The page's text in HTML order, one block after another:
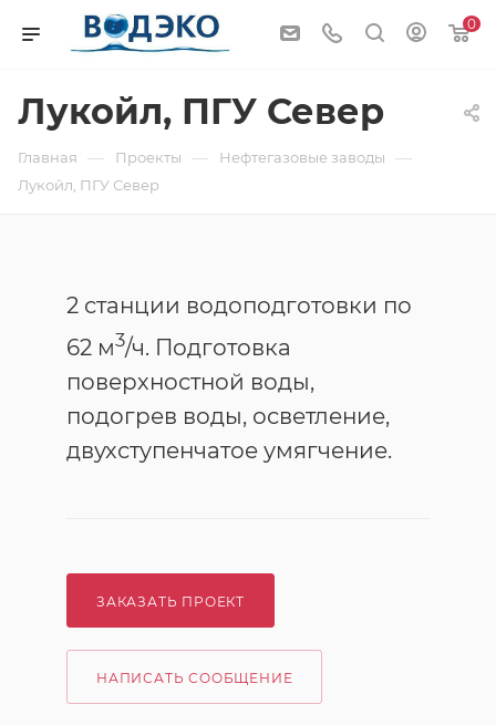
0
Лукойл, ПГУ Север
Главная — Проекты — Нефтегазовые заводы —
Лукойл, ПГУ Север
2 станции водоподготовки по
62 м3/ч. Подготовка
поверхностной воды,
подогрев воды, осветление,
двухступенчатое умягчение.
ЗАКАЗАТЬ ПРОЕКТ
НАПИСАТЬ СООБЩЕНИЕ